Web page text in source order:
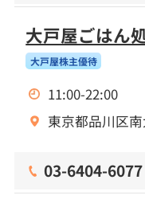
大戸屋ごはん
大戸屋株主優待
11:00-22:00
東京都品川区
03-6404-6077